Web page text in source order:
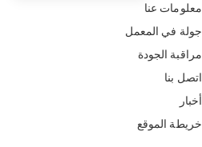
معلومات عنا
جولة في المعمل
مراقبة الجودة
اتصل بنا
أخبار
خريطة الموقع